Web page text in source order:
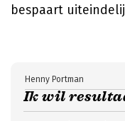
bespaart
Ik wil
Henny Portman